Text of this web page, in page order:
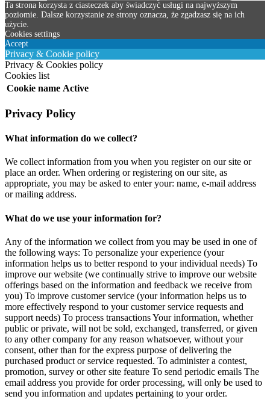
Ta strona korzysta z ciasteczek aby świadczyć usługi na najwyższym
poziomie. Dalsze korzystanie ze strony oznacza, że zgadzasz się na ich
użycie.
Cookies settings
Accept
Privacy & Cookie policy
Privacy & Cookies policy
Cookies list
Cookie name Active
Privacy Policy
What information do we collect?
We collect information from you when you register on our site or
place an order. When ordering or registering on our site, as
appropriate, you may be asked to enter your: name, e-mail address
or mailing address.
What do we use your information for?
Any of the information we collect from you may be used in one of
the following ways: To personalize your experience (your
information helps us to better respond to your individual needs) To
improve our website (we continually strive to improve our website
offerings based on the information and feedback we receive from
you) To improve customer service (your information helps us to
more effectively respond to your customer service requests and
support needs) To process transactions Your information, whether
public or private, will not be sold, exchanged, transferred, or given
to any other company for any reason whatsoever, without your
consent, other than for the express purpose of delivering the
purchased product or service requested. To administer a contest,
promotion, survey or other site feature To send periodic emails The
email address you provide for order processing, will only be used to
send you information and updates pertaining to your order.